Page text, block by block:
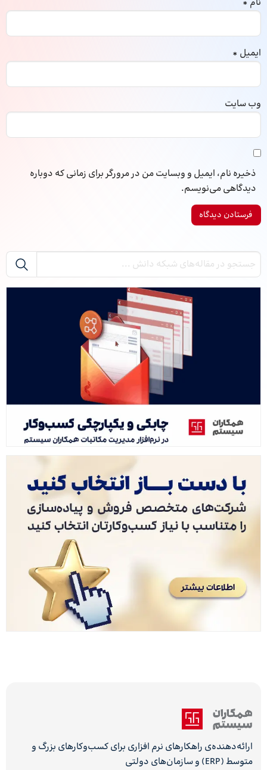
نام *
ایمیل *
وب‌ سایت
ذخیره نام، ایمیل و وبسایت من در مرورگر برای زمانی که دوباره
دیدگاهی می‌نویسم.
ارائه‌دهنده‌ی راهکارهای نرم افزاری برای کسب‌وکارهای بزرگ و
متوسط (ERP) و سازمان‌های دولتی